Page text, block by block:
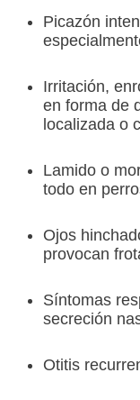
Picazón
Irritación,
en forma de
localizada o
Lamido o
todo en
Ojos
provocan
Síntomas
secreción
Otitis